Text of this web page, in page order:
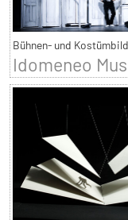
Bühnen- und Kostümbild
Idomeneo